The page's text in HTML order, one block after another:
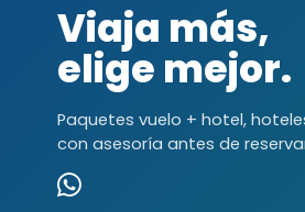
Viaja más,
elige mejor.
Paquetes vuelo + hotel,
con asesoría antes de